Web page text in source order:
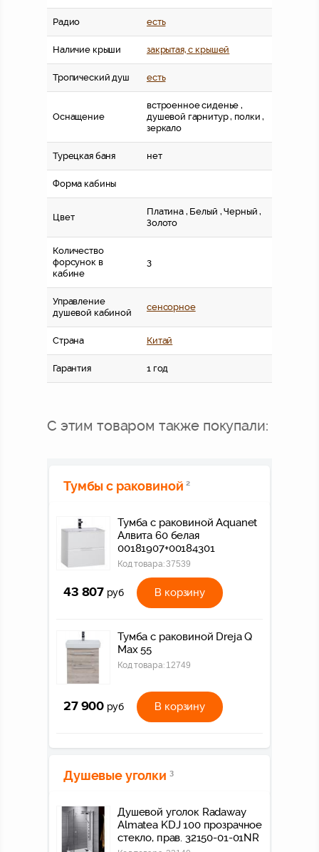
Радио есть
Наличие крыши закрытая, c крышей
Тропический душ есть
Оснащение
встроенное сиденье ,
душевой гарнитур , полки ,
зеркало
Турецкая баня нет
Форма кабины
Цвет
Платина , Белый , Черный ,
Золото
Количество
форсунок в
кабине
3
Управление
душевой кабиной
сенсорное
Страна Китай
Гарантия 1 год
С этим товаром также покупали:
Тумбы с раковиной 2
Тумба с раковиной Aquanet
Алвита 60 белая
00181907+00184301
Код товара:37539
43 807 руб В корзину
Тумба c раковиной Dreja Q
Max 55
Код товара: 12749
27 900 руб В корзину
Душевые уголки 3
Душевой уголок Radaway
Almatea KDJ 100 прозрачное
стекло, прав. 32150-01-01NR